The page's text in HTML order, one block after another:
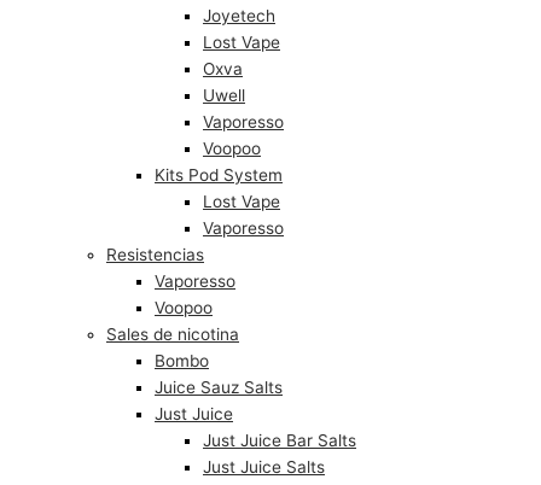
Joyetech
Lost Vape
Oxva
Uwell
Vaporesso
Voopoo
Kits Pod System
Lost Vape
Vaporesso
Resistencias
Vaporesso
Voopoo
Sales de nicotina
Bombo
Juice Sauz Salts
Just Juice
Just Juice Bar Salts
Just Juice Salts